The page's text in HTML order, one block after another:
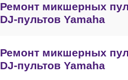
Ремонт микшерных
DJ-пультов Yamaha
Ремонт микшерных
DJ-пультов Yamaha